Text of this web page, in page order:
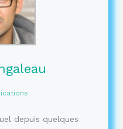
depuis quelques